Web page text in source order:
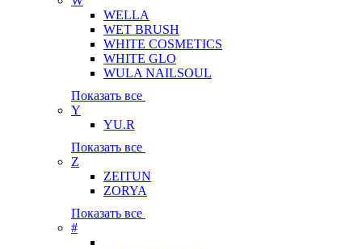
WELLA
WET BRUSH
WHITE COSMETICS
WHITE GLO
WULA NAILSOUL
Показать все
Y
YU.R
Показать все
Z
ZEITUN
ZORYA
Показать все
#